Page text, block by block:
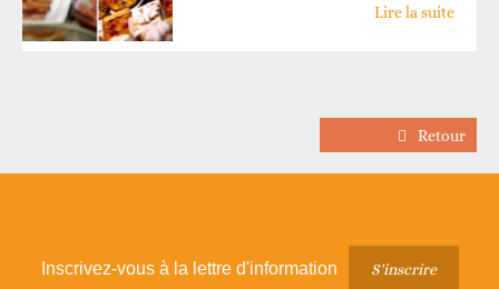
Lire la suite
Retour
Inscrivez-vous à la lettre d'information S'inscrire